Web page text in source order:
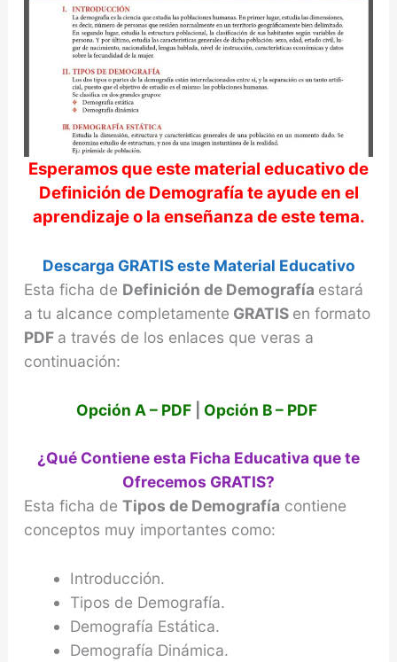
Esperamos que este material educativo de
Definición de Demografía te ayude en el
aprendizaje o la enseñanza de este tema.
Descarga GRATIS este Material Educativo
Esta ficha de Definición de Demografía estará
a tu alcance completamente GRATIS en formato
PDF a través de los enlaces que veras a
continuación:
Opción A – PDF Opción B – PDF
¿Qué Contiene esta Ficha Educativa que te
Ofrecemos GRATIS?
Esta ficha de Tipos de Demografía contiene
conceptos muy importantes como:
Introducción.
Tipos de Demografía.
Demografía Estática.
Demografía Dinámica.